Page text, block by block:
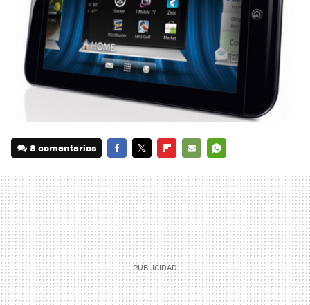
8 comentarios
MAIL